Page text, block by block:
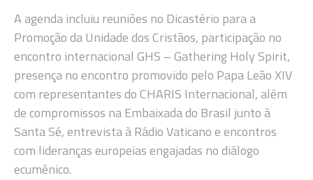
A agenda incluiu reuniões no Dicastério para a
Promoção da Unidade dos Cristãos, participação no
encontro internacional GHS – Gathering Holy Spirit,
presença no encontro promovido pelo Papa Leão XIV
com representantes do CHARIS Internacional, além
de compromissos na Embaixada do Brasil junto à
Santa Sé, entrevista à Rádio Vaticano e encontros
com lideranças europeias engajadas no diálogo
ecumênico.